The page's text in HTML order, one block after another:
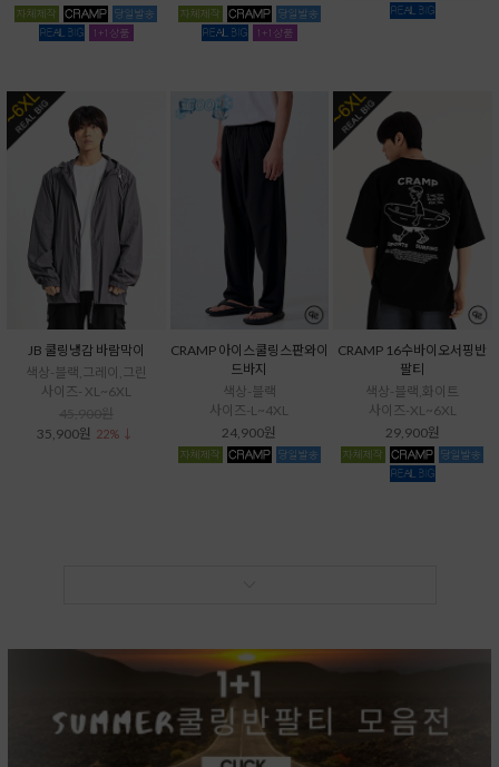
JB 쿨링냉감 바람막이
색상-블랙,그레이,그린
사이즈- XL~6XL
35,900원 22% ↓
CRAMP 아이스쿨링스판와이
드바지
색상-블랙
사이즈-L~4XL
24,900원
CRAMP 16수바이오서핑반
팔티
색상-블랙,화이트
사이즈-XL~6XL
29,900원